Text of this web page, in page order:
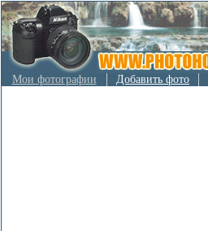
Мои фотографии
Добавить фото